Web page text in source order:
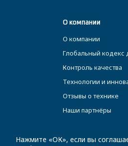
О компании
О компании
Глобальный кодекс
Контроль качества
Технологии и
Отзывы о технике
Наши партнёры
Нажмите «ОК», если вы